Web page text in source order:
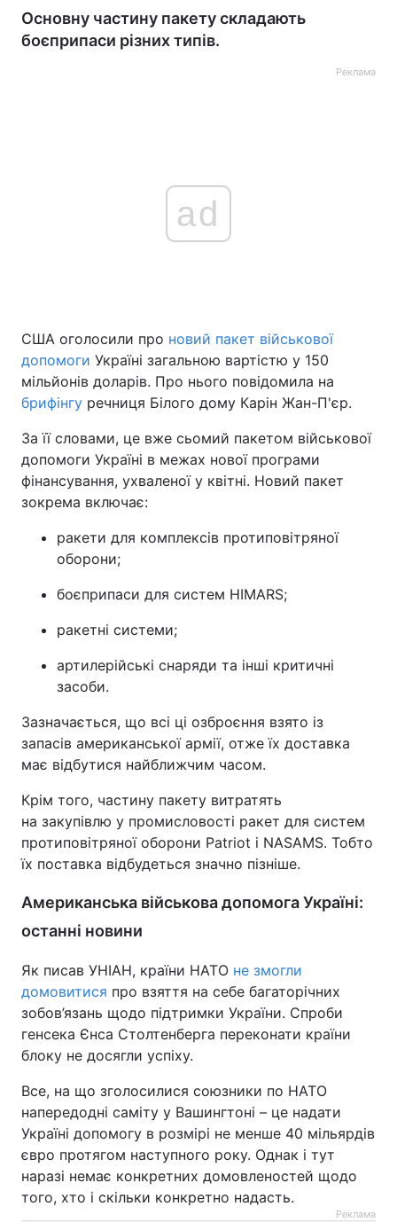
Основну частину пакету складають
боєприпаси різних типів.
Реклама
ad
США оголосили про новий пакет військової
допомоги Україні загальною вартістю у 150
мільйонів доларів. Про нього повідомила на
брифінгу речниця Білого дому Карін Жан-П'єр.
За її словами, це вже сьомий пакетом військової
допомоги Україні в межах нової програми
фінансування, ухваленої у квітні. Новий пакет
зокрема включає:
ракети для комплексів протиповітряної
оборони;
боєприпаси для систем HIMARS;
ракетні системи;
артилерійські снаряди та інші критичні
засоби.
Зазначається, що всі ці озброєння взято із
запасів американської армії, отже їх доставка
має відбутися найближчим часом.
Крім того, частину пакету витратять
на закупівлю у промисловості ракет для систем
протиповітряної оборони Patriot і NASAMS. Тобто
їх поставка відбудеться значно пізніше.
Американська військова допомога Україні:
останні новини
Як писав УНІАН, країни НАТО не змогли
домовитися про взяття на себе багаторічних
зобов’язань щодо підтримки України. Спроби
генсека Єнса Столтенберга переконати країни
блоку не досягли успіху.
Все, на що зголосилися союзники по НАТО
напередодні саміту у Вашингтоні – це надати
Україні допомогу в розмірі не менше 40 мільярдів
євро протягом наступного року. Однак і тут
наразі немає конкретних домовленостей щодо
того, хто і скільки конкретно надасть.
Реклама